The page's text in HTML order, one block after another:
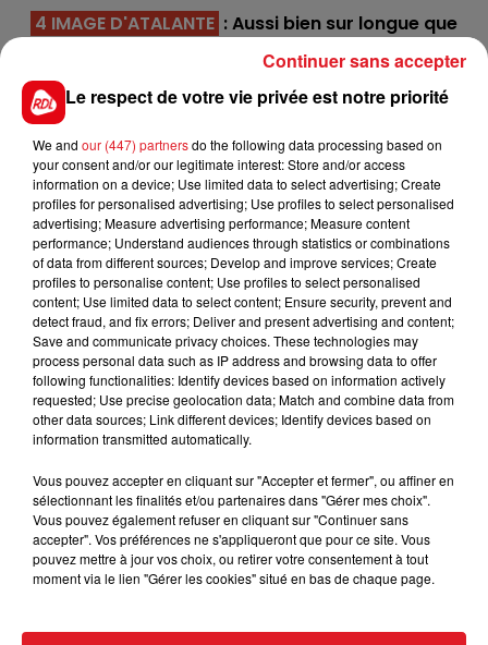
4 IMAGE D'ATALANTE : Aussi bien sur longue que
courte distance, elle est rarement pieds nus, et le
sera pour ce bon engagement.
5 IN RACE LORRAINE
: Jument fiable dans ses
allures, elle s'est imposée en début d'année sur ce
parcours. Plaqué seulement des 4 pieds, où elle a
peu de réussite, elle sera vue en fin de combinaison.
En direct des pistes :
FILS D'ACTUS
Le respect de votre vie privée est notre priorité
We and our (447) partnersdo the following data processing based on
your consent and/or our legitimate interest: Store and/or access
information on a device; Use limited data to select advertising; Create
profiles for personalised advertising; Use profiles to select personalised
advertising; Measure advertising performance; Measure content
performance; Understand audiences through statistics or combinations
of data from different sources; Develop and improve services; Create
profiles to personalise content; Use profiles to select personalised
content; Use limited data to select content; Ensure security, prevent and
detect fraud, and fix errors; Deliver and present advertising and content;
Save and communicate privacy choices. These technologies may
process personal data such as IP address and browsing data to offer
following functionalities: Identify devices based on information actively
requested; Use precise geolocation data; Match and combine data from
other data sources; Link different devices; Identify devices based on
information transmitted automatically.
Vous pouvez accepter en cliquant sur "Accepter et fermer", ou affiner en
sélectionnant les finalités et/ou partenaires dans "Gérer mes choix".
Vous pouvez également refuser en cliquant sur "Continuer sans
accepter". Vos préférences ne s'appliqueront que pour ce site. Vous
pouvez mettre à jour vos choix, ou retirer votre consentement à tout
moment via le lien "Gérer les cookies" situé en bas de chaque page.
Continuer sans accepter